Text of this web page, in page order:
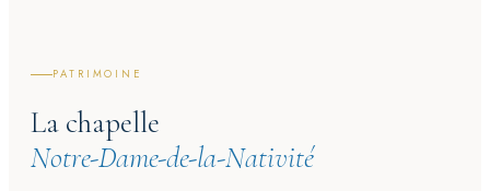
PATRIMOINE
La chapelle
Notre-Dame-de-la-Nativité